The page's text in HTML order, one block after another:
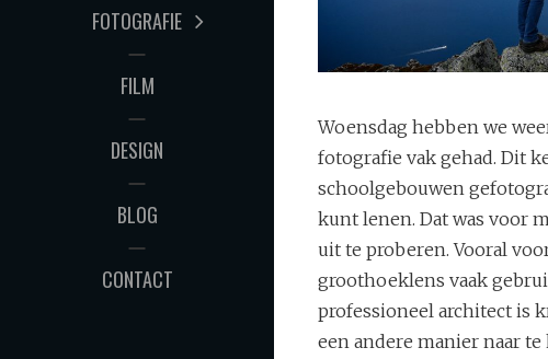
FOTOGRAFIE
FILM
DESIGN
BLOG
CONTACT
Woensdag hebben we
fotografie vak gehad. Dit
schoolgebouwen
kunt lenen. Dat was voor
uit te proberen. Vooral
groothoeklens vaak
professioneel architect is
een andere manier naar